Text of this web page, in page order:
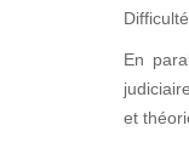
En
et